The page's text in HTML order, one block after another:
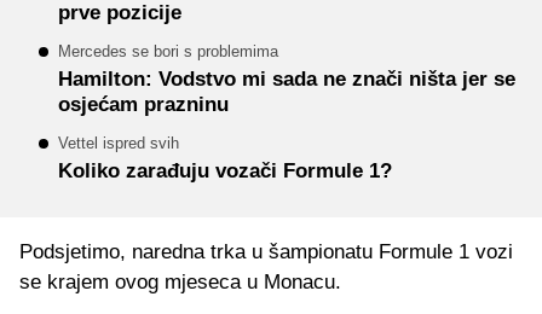
prve pozicije
Mercedes se bori s problemima
Hamilton: Vodstvo mi sada ne znači ništa jer se
osjećam prazninu
Vettel ispred svih
Koliko zarađuju vozači Formule 1?
Podsjetimo, naredna trka u šampionatu Formule 1 vozi
se krajem ovog mjeseca u Monacu.